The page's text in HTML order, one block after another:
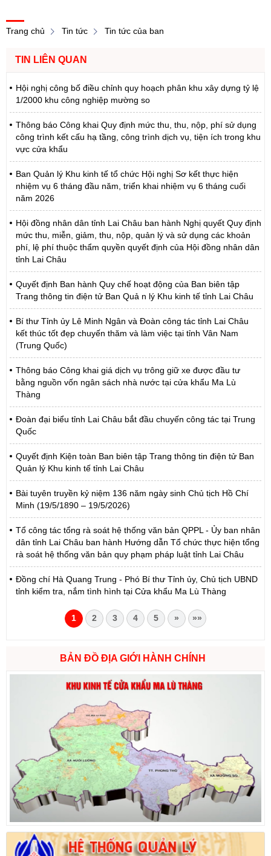
Trang chủ Tin tức Tin tức của ban
TIN LIÊN QUAN
Hội nghị công bố điều chỉnh quy hoạch phân khu xây dựng tỷ lệ
1/2000 khu công nghiệp mường so
Thông báo Công khai Quy định mức thu, thu, nộp, phí sử dụng
công trình kết cấu hạ tầng, công trình dịch vụ, tiện ích trong khu
vực cửa khẩu
Ban Quản lý Khu kinh tế tổ chức Hội nghị Sơ kết thực hiện
nhiệm vụ 6 tháng đầu năm, triển khai nhiệm vụ 6 tháng cuối
năm 2026
Hội đồng nhân dân tỉnh Lai Châu ban hành Nghị quyết Quy định
mức thu, miễn, giảm, thu, nộp, quản lý và sử dụng các khoản
phí, lệ phí thuộc thẩm quyền quyết định của Hội đồng nhân dân
tỉnh Lai Châu
Quyết định Ban hành Quy chế hoạt động của Ban biên tập
Trang thông tin điện tử Ban Quả n lý Khu kinh tế tỉnh Lai Châu
Bí thư Tỉnh ủy Lê Minh Ngân và Đoàn công tác tỉnh Lai Châu
kết thúc tốt đẹp chuyến thăm và làm việc tại tỉnh Vân Nam
(Trung Quốc)
Thông báo Công khai giá dịch vụ trông giữ xe được đầu tư
bằng nguồn vốn ngân sách nhà nước tại cửa khẩu Ma Lù
Thàng
Đoàn đại biểu tỉnh Lai Châu bắt đầu chuyến công tác tại Trung
Quốc
Quyết định Kiện toàn Ban biên tập Trang thông tin điện tử Ban
Quản lý Khu kinh tế tỉnh Lai Châu
Bài tuyên truyền kỷ niệm 136 năm ngày sinh Chủ tịch Hồ Chí
Minh (19/5/1890 – 19/5/2026)
Tổ công tác tổng rà soát hệ thống văn bản QPPL - Ủy ban nhân
dân tỉnh Lai Châu ban hành Hướng dẫn Tổ chức thực hiện tổng
rà soát hệ thống văn bản quy phạm pháp luật tỉnh Lai Châu
Đồng chí Hà Quang Trung - Phó Bí thư Tỉnh ủy, Chủ tịch UBND
tỉnh kiểm tra, nắm tình hình tại Cửa khẩu Ma Lù Thàng
1 2 3 4 5 » »»
BẢN ĐỒ ĐỊA GIỚI HÀNH CHÍNH